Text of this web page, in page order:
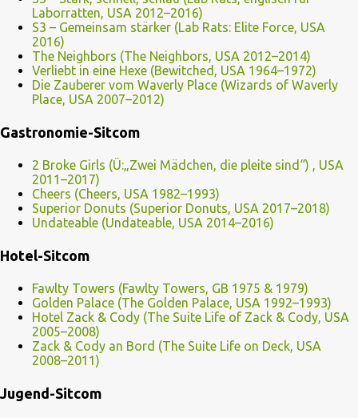
Laborratten, USA 2012–2016)
S3 – Gemeinsam stärker (Lab Rats: Elite Force, USA
2016)
The Neighbors (The Neighbors, USA 2012–2014)
Verliebt in eine Hexe (Bewitched, USA 1964–1972)
Die Zauberer vom Waverly Place (Wizards of Waverly
Place, USA 2007–2012)
Gastronomie-Sitcom
2 Broke Girls (Ü:„Zwei Mädchen, die pleite sind“) , USA
2011–2017)
Cheers (Cheers, USA 1982–1993)
Superior Donuts (Superior Donuts, USA 2017–2018)
Undateable (Undateable, USA 2014–2016)
Hotel-Sitcom
Fawlty Towers (Fawlty Towers, GB 1975 & 1979)
Golden Palace (The Golden Palace, USA 1992–1993)
Hotel Zack & Cody (The Suite Life of Zack & Cody, USA
2005–2008)
Zack & Cody an Bord (The Suite Life on Deck, USA
2008–2011)
Jugend-Sitcom